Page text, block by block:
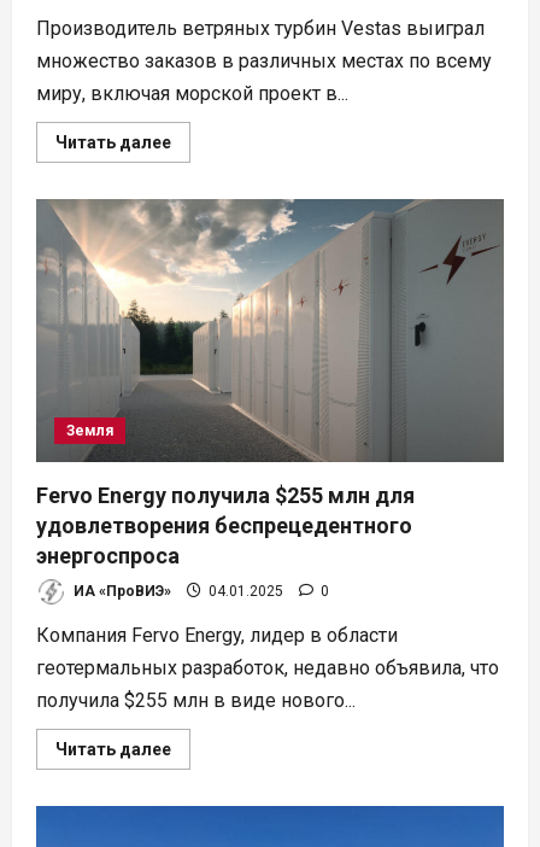
Производитель ветряных турбин Vestas выиграл
множество заказов в различных местах по всему
миру, включая морской проект в...
Читать далееПрочитать
больше
конце
2024
года
компания
Vestas
выиграла
несколько
заказов
Земля
Fervo Energy получила $255 млн для
удовлетворения беспрецедентного
энергоспроса
ИА «ПроВИЭ» 04.01.2025 0
Компания Fervo Energy, лидер в области
геотермальных разработок, недавно объявила, что
получила $255 млн в виде нового...
Читать далееПрочитать
больше